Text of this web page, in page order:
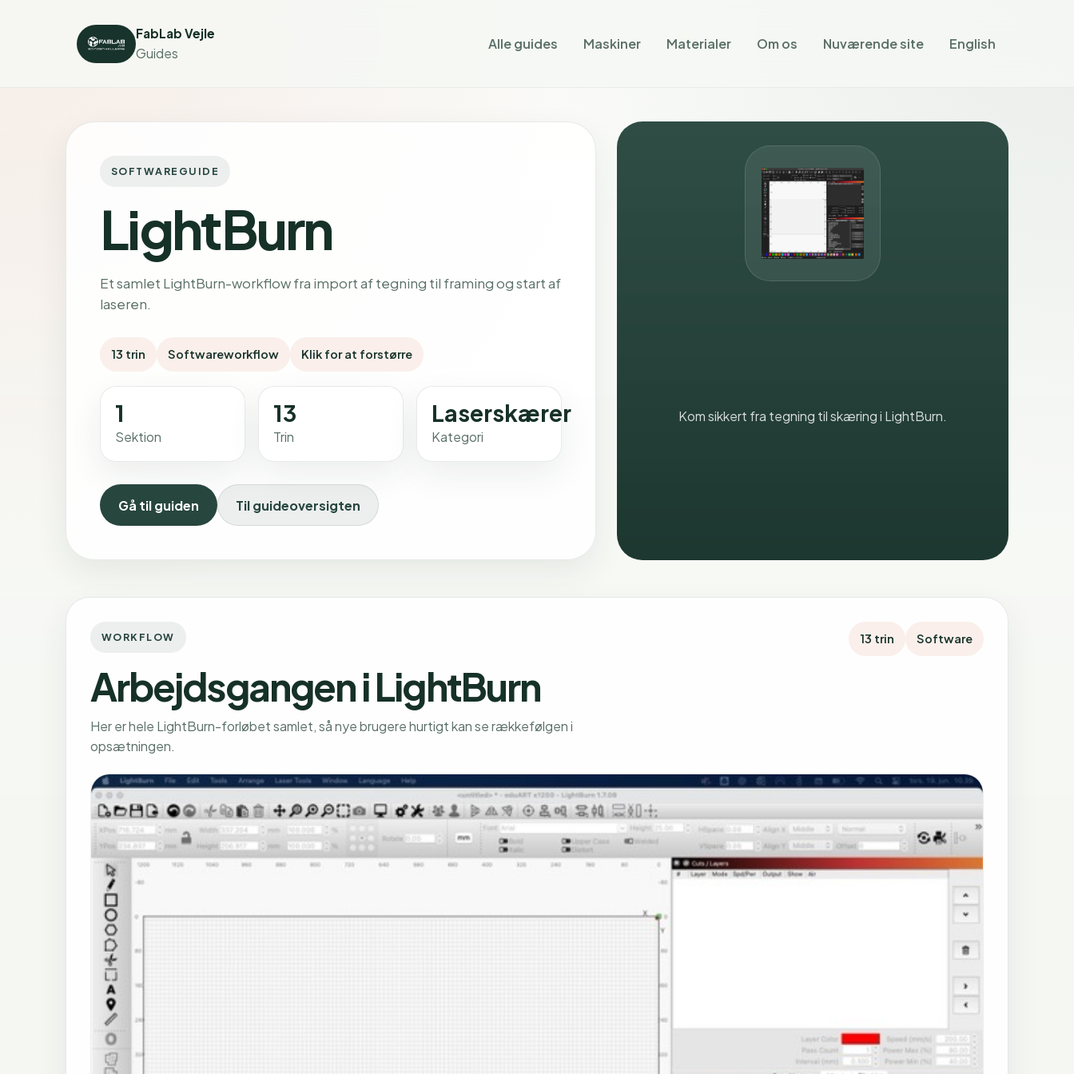
FabLab Vejle
Guides
Alle guides Maskiner Materialer Om os Nuværende site English
SOFTWAREGUIDE
LightBurn
Et samlet LightBurn-workflow fra import af tegning til framing og start af
laseren.
13 trin Softwareworkflow Klik for at forstørre
1
Sektion
13
Trin
Laserskærer
Kategori
Gå til guiden Til guideoversigten
Kom sikkert fra tegning til skæring i LightBurn.
WORKFLOW
Arbejdsgangen i LightBurn
Her er hele LightBurn-forløbet samlet, så nye brugere hurtigt kan se rækkefølgen i
opsætningen.
13 trin Software